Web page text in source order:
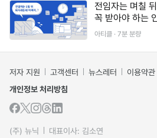
전임자는 며칠
꼭 받아야 하는
아티클 · 7분 분량
저자 지원 고객센터 뉴스레터
이용약관
개인정보 처리방침
(주) 뉴닉 대표이사: 김소연